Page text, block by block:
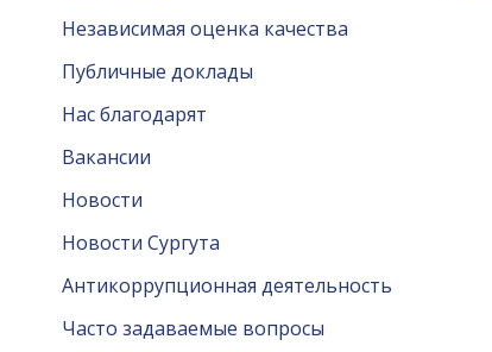
Независимая оценка качества
Публичные доклады
Нас благодарят
Вакансии
Новости
Новости Сургута
Антикоррупционная деятельность
Часто задаваемые вопросы